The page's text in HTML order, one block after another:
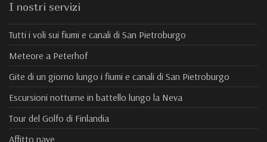
I nostri servizi
Tutti i voli sui fiumi e canali di San Pietroburgo
Meteore a Peterhof
Gite di un giorno lungo i fiumi e canali di San Pietroburgo
Escursioni notturne in battello lungo la Neva
Tour del Golfo di Finlandia
Affitto nave